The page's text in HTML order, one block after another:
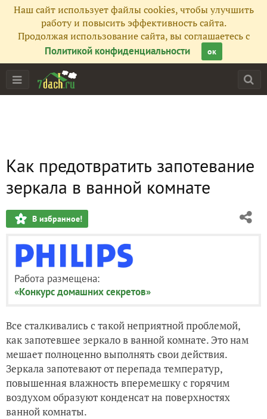
Наш сайт использует файлы cookies, чтобы улучшить
работу и повысить эффективность сайта.
Продолжая использование сайта, вы соглашаетесь с
Политикой конфиденциальности
ок
Как предотвратить запотевание
зеркала в ванной комнате
В избранное!
Работа размещена:
«Конкурс домашних секретов»
Все сталкивались с такой неприятной проблемой,
как запотевшее зеркало в ванной комнате. Это нам
мешает полноценно выполнять свои действия.
Зеркала запотевают от перепада температур,
повышенная влажность вперемешку с горячим
воздухом образуют конденсат на поверхностях
ванной комнаты.